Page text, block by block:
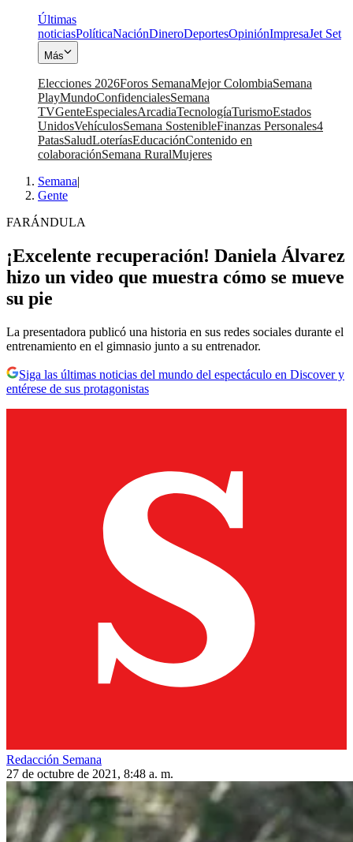
Últimas
noticiasPolíticaNaciónDineroDeportesOpiniónImpresaJet Set
Más
Elecciones 2026Foros SemanaMejor ColombiaSemana
PlayMundoConfidencialesSemana
TVGenteEspecialesArcadiaTecnologíaTurismoEstados
UnidosVehículosSemana SostenibleFinanzas Personales4
PatasSaludLoteríasEducaciónContenido en
colaboraciónSemana RuralMujeres
Semana|
Gente
FARÁNDULA
¡Excelente recuperación! Daniela Álvarez
hizo un video que muestra cómo se mueve
su pie
La presentadora publicó una historia en sus redes sociales durante el
entrenamiento en el gimnasio junto a su entrenador.
Siga las últimas noticias del mundo del espectáculo en Discover y
entérese de sus protagonistas
Redacción Semana
27 de octubre de 2021, 8:48 a. m.